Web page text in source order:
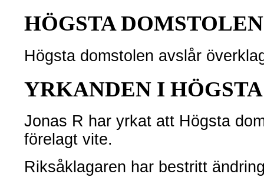
HÖGSTA
Högsta domstolen avslår
YRKANDEN I
Jonas R har yrkat att Högsta
förelagt vite.
Riksåklagaren har bestritt